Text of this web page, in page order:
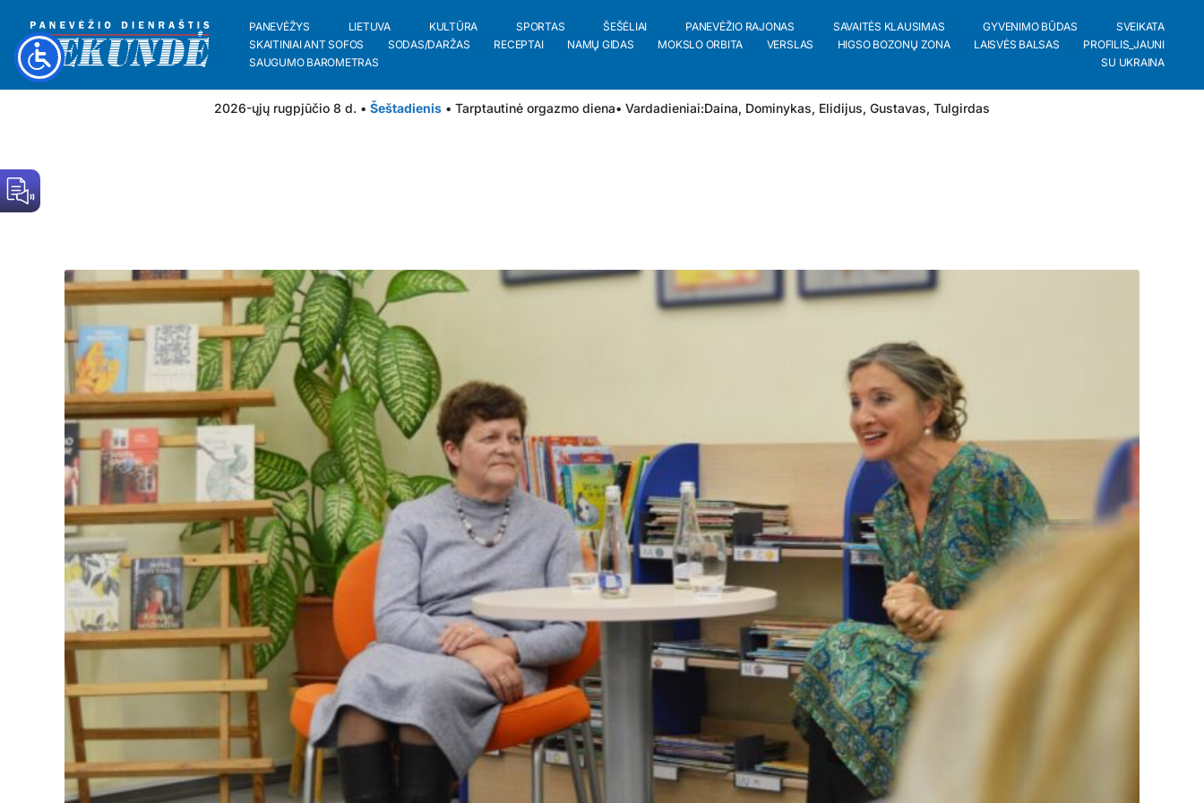
PANEVĖŽYS LIETUVA KULTŪRA SPORTAS ŠEŠĖLIAI PANEVĖŽIO RAJONAS SAVAITĖS KLAUSIMAS GYVENIMO BŪDAS
SVEIKATA
SKAITINIAI ANT SOFOS
SODAS/DARŽAS RECEPTAI NAMŲ GIDAS MOKSLO ORBITA VERSLAS HIGSO BOZONŲ ZONA LAISVĖS BALSAS
PROFILIS_JAUNI
SAUGUMO BAROMETRAS
SU UKRAINA
2026-ųjų rugpjūčio 8 d. • Šeštadienis • Tarptautinė orgazmo diena• Vardadieniai:Daina, Dominykas, Elidijus, Gustavas, Tulgirdas